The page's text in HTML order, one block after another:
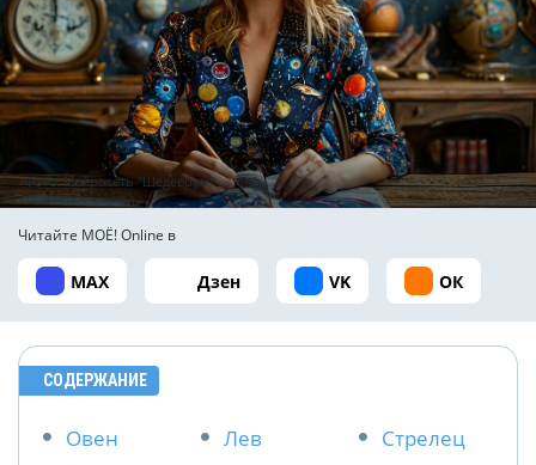
Фото: Нейросеть "Шедеврум"
Читайте МОЁ! Online в
MAX Дзен VK ОК
СОДЕРЖАНИЕ
Овен
Лев
Стрелец